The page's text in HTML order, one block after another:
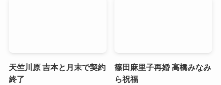
天竺川原 吉本と月末で契約
終了
篠田麻里子再婚 高橋みなみ
ら祝福